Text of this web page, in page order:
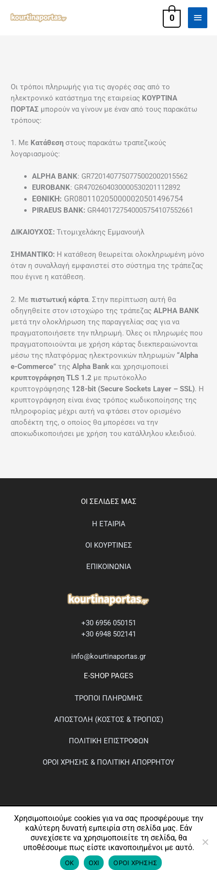
στο
0
Οι τρόποι πληρωμής για τις αγορές σας από το
ηλεκτρονικό κατάστημα της εταιρείας ΚΟΥΡΤΙΝΑ
ΠΟΡΤΑΣ μπορούν να γίνουν με έναν από τους παρακάτω
τρόπους:
1. Με Κατάθεση στους παρακάτω τραπεζικούς
λογαριασμούς:
ALPHA BANK: GR7201407750775002002015562
EUROBANK: GR4702604030000530201112892
ΕΘΝΙΚΗ: GR0801102050000020501496754
PIRAEUS BANK: GR4401727540005754107552661
ΔΙΚΑΙΟΥΧΟΣ: Τιτομιχελάκης Εμμανουήλ
ΣΗΜΑΝΤΙΚΟ: Η κατάθεση θεωρείται ολοκληρωμένη μόνο
όταν η συναλλαγή εμφανιστεί στο σύστημα της τράπεζας
που έγινε η κατάθεση.
2. Μεπιστωτική κάρτα. Στην περίπτωση αυτή θα
οδηγηθείτε στον ιστοχώρο της τράπεζαςALPHA BANK
μετά την ολοκλήρωση της παραγγελίας σας για να
πραγματοποιήσετε την πληρωμή. Όλες οι πληρωμές που
πραγματοποιούνται με χρήση κάρτας διεκπεραιώνονται
μέσω της πλατφόρμας ηλεκτρονικών πληρωμών “Alpha
e-Commerce” τηςAlpha Bank και χρησιμοποιεί
κρυπτογράφηση TLS 1.2 με πρωτόκολλο
κρυπτογράφησης 128-bit (Secure Sockets Layer – SSL). Η
κρυπτογράφηση είναι ένας τρόπος κωδικοποίησης της
πληροφορίας μέχρι αυτή να φτάσει στον ορισμένο
αποδέκτη της, ο οποίος θα μπορέσει να την
αποκωδικοποιήσει με χρήση του κατάλληλου κλειδιού.
ΟΙ ΣΕΛΙΔΕΣ ΜΑΣ
Η ΕΤΑΙΡΙΑ
ΟΙ ΚΟΥΡΤΙΝΕΣ
ΕΠΙΚΟΙΝΩΝΙΑ
+30 6956 050151
+30 6948 502141
info@kourtinaportas.gr
E-SHOP PAGES
ΤΡΟΠΟΙ ΠΛΗΡΩΜΗΣ
ΑΠΟΣΤΟΛΗ (ΚΟΣΤΟΣ & ΤΡΟΠΟΣ)
ΠΟΛΙΤΙΚΗ ΕΠΙΣΤΡΟΦΩΝ
ΟΡΟΙ ΧΡΗΣΗΣ & ΠΟΛΙΤΙΚΗ ΑΠΟΡΡΗΤΟΥ
© 2026 kourtinaportas.gr
Χρησιμοποιούμε cookies για να σας προσφέρουμε την
καλύτερη δυνατή εμπειρία στη σελίδα μας. Εάν
συνεχίσετε να χρησιμοποιείτε τη σελίδα, θα
υποθέσουμε πως είστε ικανοποιημένοι με αυτό.
ΟΚ ΟΧΙ ΟΡΟΙ ΧΡΗΣΗΣ